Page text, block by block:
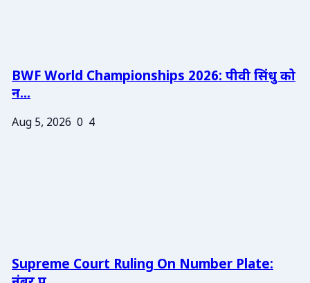
BWF World Championships 2026: पीवी सिंधु को
न...
Aug 5, 2026 0 4
Supreme Court Ruling On Number Plate: